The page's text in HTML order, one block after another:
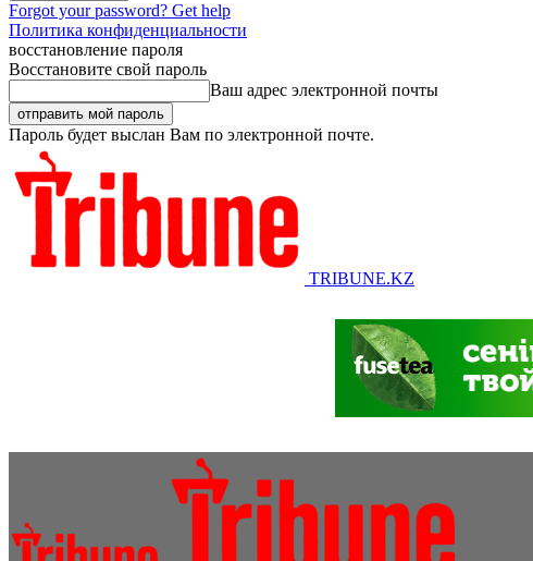
Forgot your password? Get help
Политика конфиденциальности
восстановление пароля
Восстановите свой пароль
Ваш адрес электронной почты
Пароль будет выслан Вам по электронной почте.
TRIBUNE.KZ